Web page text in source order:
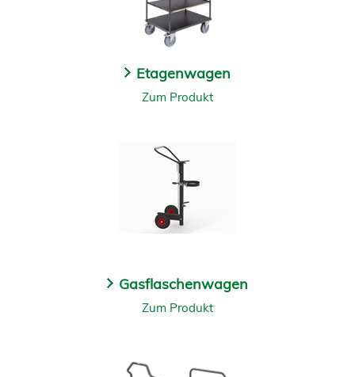
Etagenwagen
Zum Produkt
Gasflaschenwagen
Zum Produkt